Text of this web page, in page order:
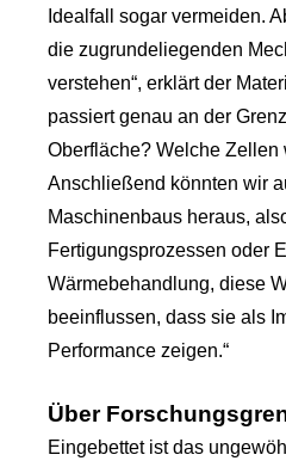
Idealfall sogar vermeiden.
die zugrundeliegenden
verstehen“, erklärt der
passiert genau an der
Oberfläche? Welche Zellen
Anschließend könnten wir
Maschinenbaus heraus,
Fertigungsprozessen oder
Wärmebehandlung, diese
beeinflussen, dass sie als
Performance zeigen.“
Über
Eingebettet ist das